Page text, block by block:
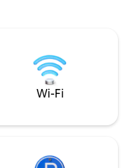
ド1台、引き出し
ベッド1台 ▪️1階に
ド 家族連れ、友人連れ、ペット連れで楽
しめるスタイリッ
Wi-Fi